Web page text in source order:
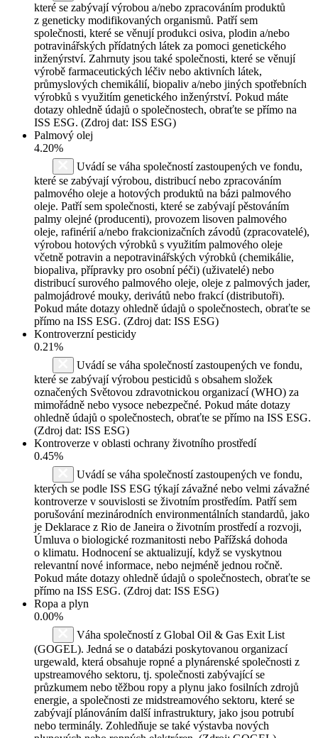
které se zabývají výrobou a/nebo zpracováním produktů
z geneticky modifikovaných organismů. Patří sem
společnosti, které se věnují produkci osiva, plodin a/nebo
potravinářských přídatných látek za pomoci genetického
inženýrství. Zahrnuty jsou také společnosti, které se věnují
výrobě farmaceutických léčiv nebo aktivních látek,
průmyslových chemikálií, biopaliv a/nebo jiných spotřebních
výrobků s využitím genetického inženýrství. Pokud máte
dotazy ohledně údajů o společnostech, obraťte se přímo na
ISS ESG. (Zdroj dat: ISS ESG)
Palmový olej
4.20%
Uvádí se váha společností zastoupených ve fondu,
které se zabývají výrobou, distribucí nebo zpracováním
palmového oleje a hotových produktů na bázi palmového
oleje. Patří sem společnosti, které se zabývají pěstováním
palmy olejné (producenti), provozem lisoven palmového
oleje, rafinérií a/nebo frakcionizačních závodů (zpracovatelé),
výrobou hotových výrobků s využitím palmového oleje
včetně potravin a nepotravinářských výrobků (chemikálie,
biopaliva, přípravky pro osobní péči) (uživatelé) nebo
distribucí surového palmového oleje, oleje z palmových jader,
palmojádrové mouky, derivátů nebo frakcí (distributoři).
Pokud máte dotazy ohledně údajů o společnostech, obraťte se
přímo na ISS ESG. (Zdroj dat: ISS ESG)
Kontroverzní pesticidy
0.21%
Uvádí se váha společností zastoupených ve fondu,
které se zabývají výrobou pesticidů s obsahem složek
označených Světovou zdravotnickou organizací (WHO) za
mimořádně nebo vysoce nebezpečné. Pokud máte dotazy
ohledně údajů o společnostech, obraťte se přímo na ISS ESG.
(Zdroj dat: ISS ESG)
Kontroverze v oblasti ochrany životního prostředí
0.45%
Uvádí se váha společností zastoupených ve fondu,
kterých se podle ISS ESG týkají závažné nebo velmi závažné
kontroverze v souvislosti se životním prostředím. Patří sem
porušování mezinárodních environmentálních standardů, jako
je Deklarace z Rio de Janeira o životním prostředí a rozvoji,
Úmluva o biologické rozmanitosti nebo Pařížská dohoda
o klimatu. Hodnocení se aktualizují, když se vyskytnou
relevantní nové informace, nebo nejméně jednou ročně.
Pokud máte dotazy ohledně údajů o společnostech, obraťte se
přímo na ISS ESG. (Zdroj dat: ISS ESG)
Ropa a plyn
0.00%
Váha společností z Global Oil & Gas Exit List
(GOGEL). Jedná se o databázi poskytovanou organizací
urgewald, která obsahuje ropné a plynárenské společnosti z
upstreamového sektoru, tj. společnosti zabývající se
průzkumem nebo těžbou ropy a plynu jako fosilních zdrojů
energie, a společnosti ze midstreamového sektoru, které se
zabývají plánováním další infrastruktury, jako jsou potrubí
nebo terminály. Zohledňuje se také výstavba nových